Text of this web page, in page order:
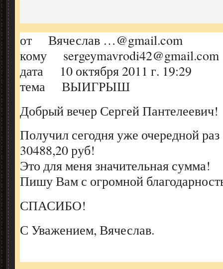
от Вячеслав …@gmail.com
кому sergeymavrodi42@gmail.com
дата 10 октября 2011 г. 19:29
тема ВЫИГРЫШ
Добрый вечер Сергей Пантелеевич!
Получил сегодня уже очередной
30488,20 руб!
Это для меня значительная сумма!
Пишу Вам с огромной
СПАСИБО!
С Уважением, Вячеслав.